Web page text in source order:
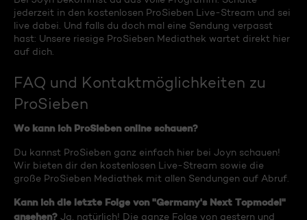
jederzeit in den kostenlosen ProSieben Live-Stream und sei
live dabei. Und falls du doch mal eine Sendung verpasst
hast: Unsere riesige ProSieben Mediathek wartet direkt hier
auf dich.
FAQ und Kontaktmöglichkeiten zu
ProSieben
Wo kann ich ProSieben online schauen?
Du kannst ProSieben ganz einfach hier bei Joyn schauen!
Wir bieten dir den kostenlosen Live-Stream sowie die
große ProSieben Mediathek mit allen Sendungen auf Abruf.
Kann ich die letzte Folge von "Germany's Next Topmodel"
ansehen? Ja, natürlich! Die ganze Folge von gestern und